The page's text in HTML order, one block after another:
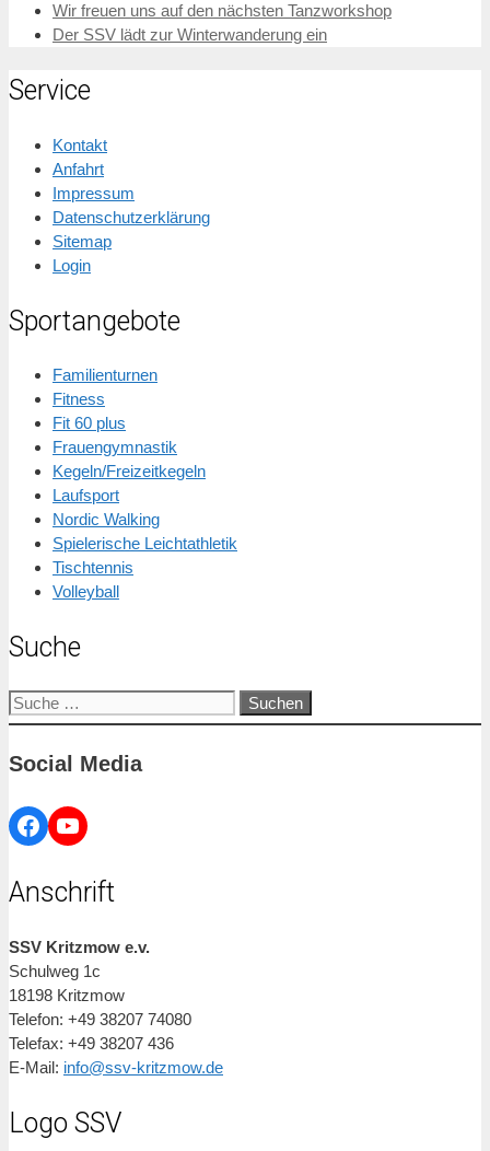
Wir freuen uns auf den nächsten Tanzworkshop
Der SSV lädt zur Winterwanderung ein
Service
Kontakt
Anfahrt
Impressum
Datenschutzerklärung
Sitemap
Login
Sportangebote
Familienturnen
Fitness
Fit 60 plus
Frauengymnastik
Kegeln/Freizeitkegeln
Laufsport
Nordic Walking
Spielerische Leichtathletik
Tischtennis
Volleyball
Suche
Suche
nach:
Social Media
Facebook
YouTube
Anschrift
SSV Kritzmow e.v.
Schulweg 1c
18198 Kritzmow
Telefon: +49 38207 74080
Telefax: +49 38207 436
E-Mail: info@ssv-kritzmow.de
Logo SSV